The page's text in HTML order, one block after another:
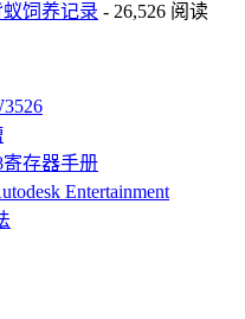
饲养记录 - 26,526 阅读
寄存器手册
Entertainment